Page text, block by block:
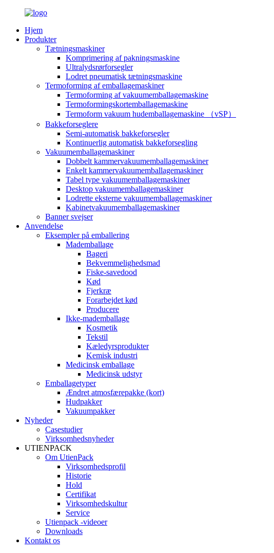
Hjem
Produkter
Tætningsmaskiner
Komprimering af pakningsmaskine
Ultralydsrørforsegler
Lodret pneumatisk tætningsmaskine
Termoforming af emballagemaskiner
Termoforming af vakuumemballagemaskine
Termoformingskortemballagemaskine
Termoform vakuum hudemballagemaskine （vSP）
Bakkeforseglere
Semi-automatisk bakkeforsegler
Kontinuerlig automatisk bakkeforsegling
Vakuumemballagemaskiner
Dobbelt kammervakuumemballagemaskiner
Enkelt kammervakuumemballagemaskiner
Tabel type vakuumemballagemaskiner
Desktop vakuumemballagemaskiner
Lodrette eksterne vakuumemballagemaskiner
Kabinetvakuumemballagemaskiner
Banner svejser
Anvendelse
Eksempler på emballering
Mademballage
Bageri
Bekvemmelighedsmad
Fiske-savedood
Kød
Fjerkræ
Forarbejdet kød
Producere
Ikke-mademballage
Kosmetik
Tekstil
Kæledyrsprodukter
Kemisk industri
Medicinsk emballage
Medicinsk udstyr
Emballagetyper
Ændret atmosfærepakke (kort)
Hudpakker
Vakuumpakker
Nyheder
Casestudier
Virksomhedsnyheder
UTIENPACK
Om UtienPack
Virksomhedsprofil
Historie
Hold
Certifikat
Virksomhedskultur
Service
Utienpack -videoer
Downloads
Kontakt os